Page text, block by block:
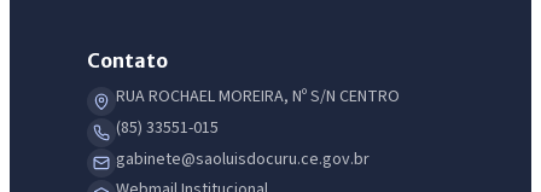
Contato
RUA ROCHAEL MOREIRA, Nº S/N CENTRO
(85) 33551-015
gabinete@saoluisdocuru.ce.gov.br